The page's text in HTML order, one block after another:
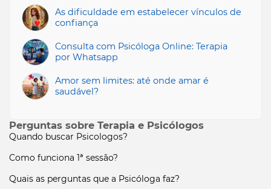
As dificuldade em estabelecer vínculos de
confiança
Consulta com Psicóloga Online: Terapia
por Whatsapp
Amor sem limites: até onde amar é
saudável?
Perguntas sobre Terapia e Psicólogos
Quando buscar Psicologos?
Como funciona 1ª sessão?
Quais as perguntas que a Psicóloga faz?